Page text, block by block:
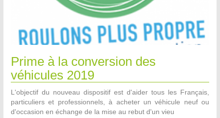
Prime à la conversion des
véhicules 2019
L'objectif du nouveau dispositif est d'aider tous les Français,
particuliers et professionnels, à acheter un véhicule neuf ou
d'occasion en échange de la mise au rebut d'un vieu